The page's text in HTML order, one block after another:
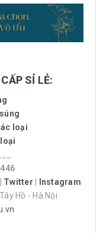
SỈ LẺ:
loại
Twitter
Instagram
Hồ - Hà Nội